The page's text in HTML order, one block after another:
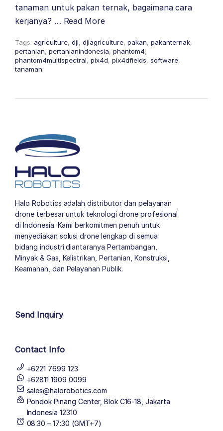
tanaman untuk pakan ternak, bagaimana cara
kerjanya? … Read More
Tags: agriculture, dji, djiagriculture, pakan, pakanternak,
pertanian, pertanianindonesia, phantom4,
phantom4multispectral, pix4d, pix4dfields, software,
tanaman
Halo Robotics adalah distributor dan pelayanan
drone terbesar untuk teknologi drone profesional
di Indonesia. Kami berkomitmen penuh untuk
menyediakan solusi drone lengkap di semua
bidang industri diantaranya Pertambangan,
Minyak & Gas, Kelistrikan, Pertanian, Konstruksi,
Keamanan, dan Pelayanan Publik.
Send Inquiry
Contact Info
+6221 7699 123
+62811 1909 0099
sales@halorobotics.com
Pondok Pinang Center, Blok C16-18, Jakarta
Indonesia 12310
08:30 – 17:30 (GMT+7)